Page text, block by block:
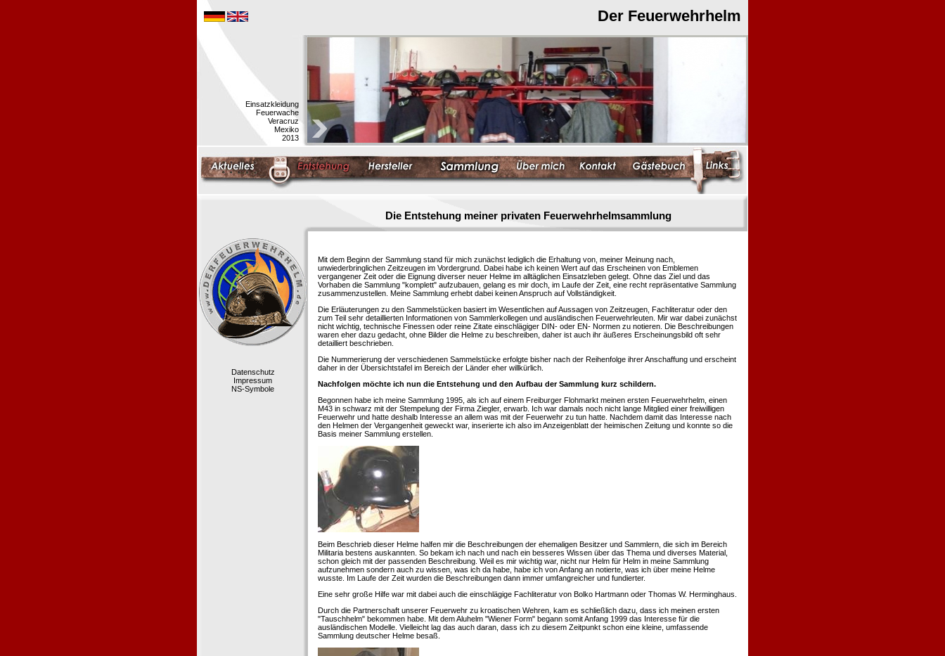
Der Feuerwehrhelm
Einsatzkleidung
Feuerwache
Veracruz
Mexiko
2013
Die Entstehung meiner privaten Feuerwehrhelmsammlung
Datenschutz
Impressum
NS-Symbole
Mit dem Beginn der Sammlung stand für mich zunächst lediglich die Erhaltung von, meiner Meinung nach,
unwiederbringlichen Zeitzeugen im Vordergrund. Dabei habe ich keinen Wert auf das Erscheinen von Emblemen
vergangener Zeit oder die Eignung diverser neuer Helme im alltäglichen Einsatzleben gelegt. Ohne das Ziel und das
Vorhaben die Sammlung "komplett" aufzubauen, gelang es mir doch, im Laufe der Zeit, eine recht repräsentative Sammlung
zusammenzustellen. Meine Sammlung erhebt dabei keinen Anspruch auf Vollständigkeit.
Die Erläuterungen zu den Sammelstücken basiert im Wesentlichen auf Aussagen von Zeitzeugen, Fachliteratur oder den
zum Teil sehr detaillierten Informationen von Sammlerkollegen und ausländischen Feuerwehrleuten. Mir war dabei zunächst
nicht wichtig, technische Finessen oder reine Zitate einschlägiger DIN- oder EN- Normen zu notieren. Die Beschreibungen
waren eher dazu gedacht, ohne Bilder die Helme zu beschreiben, daher ist auch ihr äußeres Erscheinungsbild oft sehr
detailliert beschrieben.
Die Nummerierung der verschiedenen Sammelstücke erfolgte bisher nach der Reihenfolge ihrer Anschaffung und erscheint
daher in der Übersichtstafel im Bereich der Länder eher willkürlich.
Nachfolgen möchte ich nun die Entstehung und den Aufbau der Sammlung kurz schildern.
Begonnen habe ich meine Sammlung 1995, als ich auf einem Freiburger Flohmarkt meinen ersten Feuerwehrhelm, einen
M43 in schwarz mit der Stempelung der Firma Ziegler, erwarb. Ich war damals noch nicht lange Mitglied einer freiwilligen
Feuerwehr und hatte deshalb Interesse an allem was mit der Feuerwehr zu tun hatte. Nachdem damit das Interesse nach
den Helmen der Vergangenheit geweckt war, inserierte ich also im Anzeigenblatt der heimischen Zeitung und konnte so die
Basis meiner Sammlung erstellen.
Beim Beschrieb dieser Helme halfen mir die Beschreibungen der ehemaligen Besitzer und Sammlern, die sich im Bereich
Militaria bestens auskannten. So bekam ich nach und nach ein besseres Wissen über das Thema und diverses Material,
schon gleich mit der passenden Beschreibung. Weil es mir wichtig war, nicht nur Helm für Helm in meine Sammlung
aufzunehmen sondern auch zu wissen, was ich da habe, habe ich von Anfang an notierte, was ich über meine Helme
wusste. Im Laufe der Zeit wurden die Beschreibungen dann immer umfangreicher und fundierter.
Eine sehr große Hilfe war mit dabei auch die einschlägige Fachliteratur von Bolko Hartmann oder Thomas W. Herminghaus.
Durch die Partnerschaft unserer Feuerwehr zu kroatischen Wehren, kam es schließlich dazu, dass ich meinen ersten
"Tauschhelm" bekommen habe. Mit dem Aluhelm "Wiener Form" begann somit Anfang 1999 das Interesse für die
ausländischen Modelle. Vielleicht lag das auch daran, dass ich zu diesem Zeitpunkt schon eine kleine, umfassende
Sammlung deutscher Helme besaß.